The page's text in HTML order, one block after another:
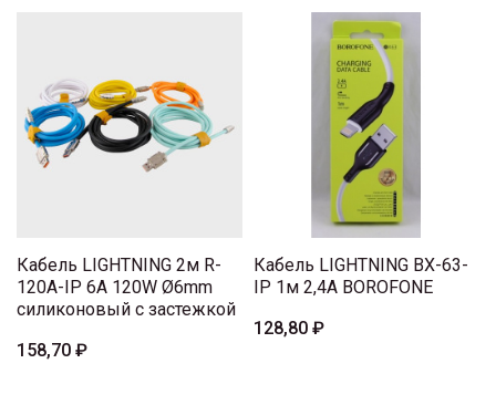
Кабель LIGHTNING 2м R-
120A-IP 6A 120W Ø6mm
силиконовый с застежкой
158,70 ₽
Кабель LIGHTNING BX-63-
IP 1м 2,4A BOROFONE
128,80 ₽